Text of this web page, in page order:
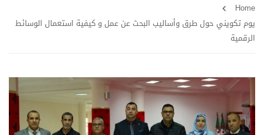
Home
يوم تكويني حول طرق وأساليب البحث عن عمل و كيفية استعمال الوسائط
الرقمية